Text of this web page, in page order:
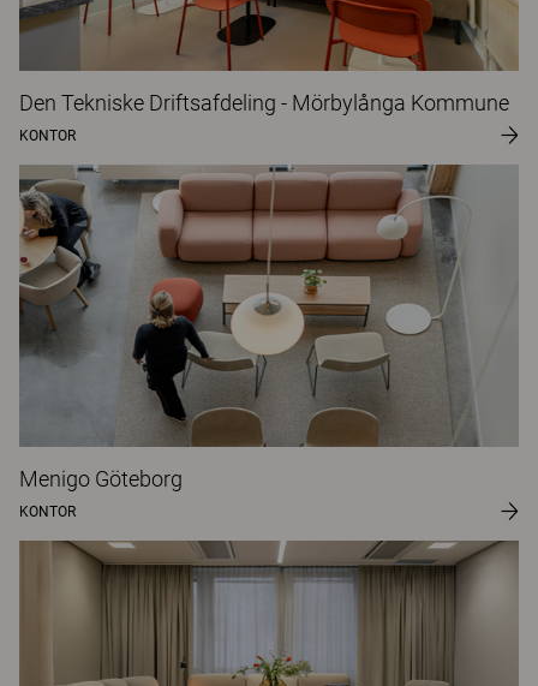
Den Tekniske Driftsafdeling - Mörbylånga Kommune
KONTOR
Menigo Göteborg
KONTOR